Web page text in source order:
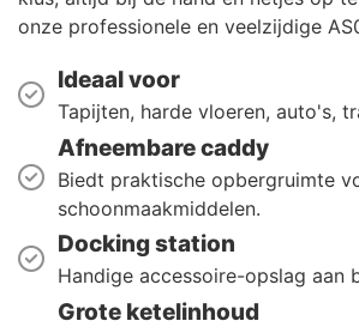
onze professionele en veelzijdige
Ideaal voor
Tapijten, harde vloeren, auto's,
Afneembare caddy
Biedt praktische opbergruimte
schoonmaakmiddelen.
Docking station
Handige accessoire-opslag aan
Grote ketelinhoud